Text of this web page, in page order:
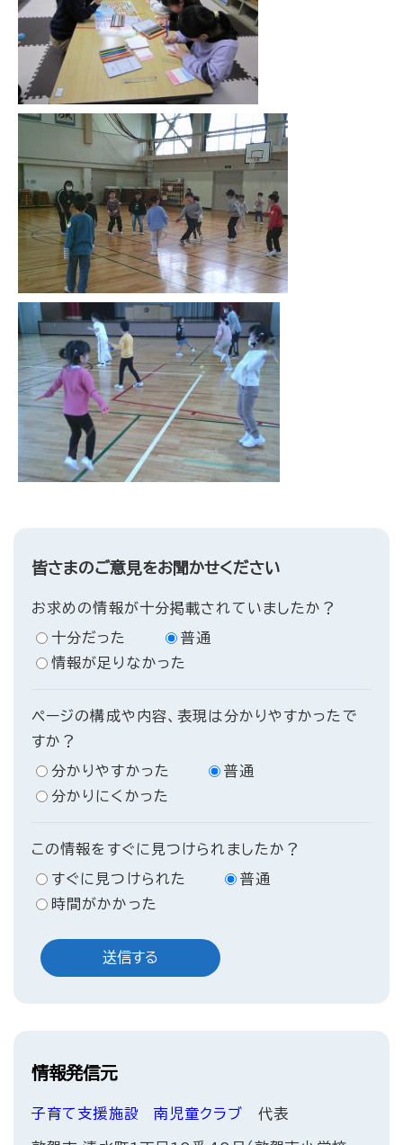
皆さまのご意見をお聞かせください
お求めの情報が十分掲載されていましたか？
十分だった
普通
情報が足りなかった
ページの構成や内容、表現は分かりやすかったで
すか？
分かりやすかった
普通
分かりにくかった
この情報をすぐに見つけられましたか？
すぐに見つけられた
普通
時間がかかった
情報発信元
子育て支援施設 南児童クラブ 代表